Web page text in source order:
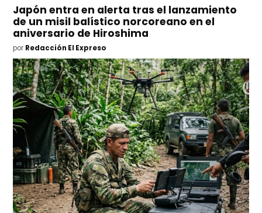
Japón entra en alerta tras el lanzamiento
de un misil balístico norcoreano en el
aniversario de Hiroshima
por Redacción El Expreso